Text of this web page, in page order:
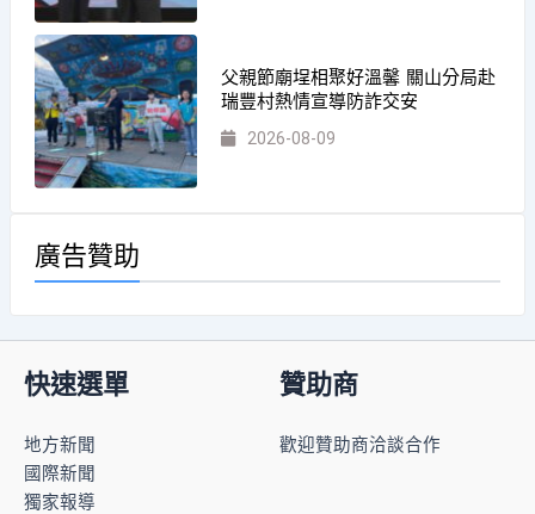
父親節廟埕相聚好溫馨 關山分局赴
瑞豐村熱情宣導防詐交安
2026-08-09
廣告贊助
快速選單
地方新聞
國際新聞
獨家報導
贊助商
歡迎贊助商洽談合作